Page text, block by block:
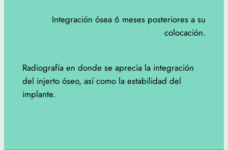
Integración ósea 6 meses posteriores a su
colocación.
Radiografía en donde se aprecia la integración
del injerto óseo, así como la estabilidad del
implante.